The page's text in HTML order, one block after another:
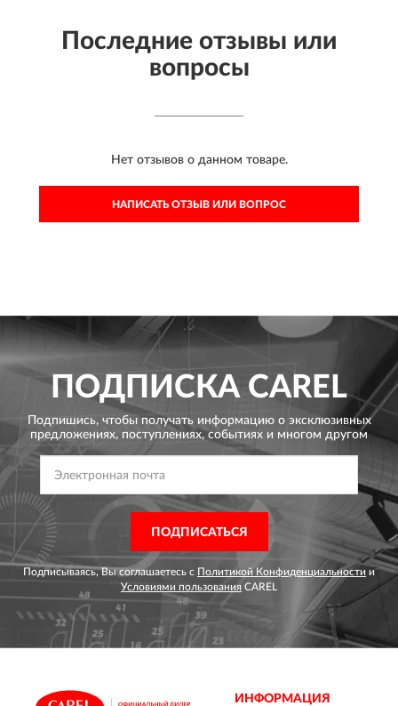
Последние отзывы или
вопросы
Нет отзывов о данном товаре.
НАПИСАТЬ ОТЗЫВ ИЛИ ВОПРОС
ПОДПИСКАCAREL
Подпишись, чтобы получать информацию о эксклюзивных
предложениях, поступлениях, событиях и многом другом
ПОДПИСАТЬСЯ
Подписываясь, Вы соглашаетесь с Политикой Конфиденциальности и
Условиями пользования CAREL
ИНФОРМАЦИЯ